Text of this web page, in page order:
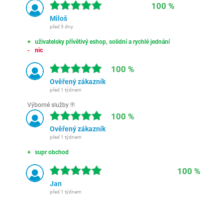
100 %
Miloš
před 5 dny
uživatelsky přívětivý eshop, solidní a rychlé jednání
nic
100 %
Ověřený zákazník
před 1 týdnem
Výborné služby !!!
100 %
Ověřený zákazník
před 1 týdnem
supr obchod
100 %
Jan
před 1 týdnem